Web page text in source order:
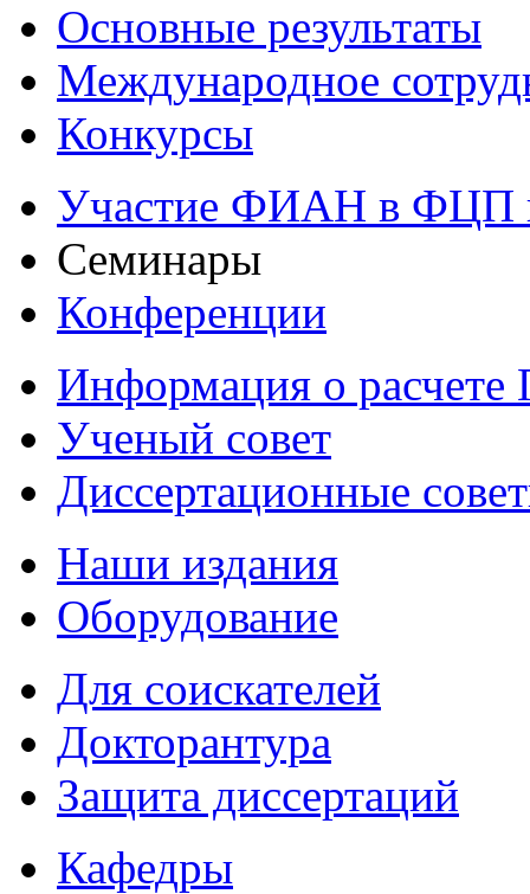
Основные результаты
Международное
Конкурсы
Участие ФИАН в ФЦП
Семинары
Конференции
Информация о
Ученый совет
Диссертационные
Наши издания
Оборудование
Для соискателей
Докторантура
Защита диссертаций
Кафедры